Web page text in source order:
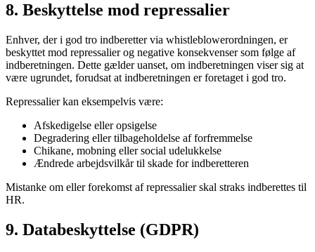
8. Beskyttelse mod repressalier
Enhver, der i god tro indberetter via whistleblowerordningen, er
beskyttet mod repressalier og negative konsekvenser som følge af
indberetningen. Dette gælder uanset, om indberetningen viser sig at
være ugrundet, forudsat at indberetningen er foretaget i god tro.
Repressalier kan eksempelvis være:
Afskedigelse eller opsigelse
Degradering eller tilbageholdelse af forfremmelse
Chikane, mobning eller social udelukkelse
Ændrede arbejdsvilkår til skade for indberetteren
Mistanke om eller forekomst af repressalier skal straks indberettes til
HR.
9. Databeskyttelse (GDPR)